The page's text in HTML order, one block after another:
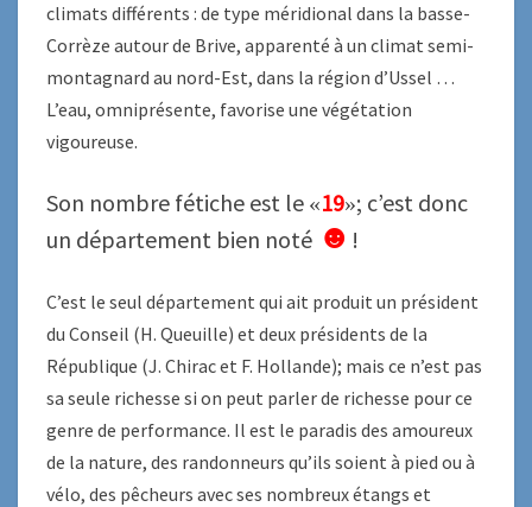
climats différents : de type méridional dans la basse-
Corrèze autour de Brive, apparenté à un climat semi-
montagnard au nord-Est, dans la région d’Ussel …
L’eau, omniprésente, favorise une végétation
vigoureuse.
Son nombre fétiche est le «19»; c’est donc
un département bien noté ☻ !
C’est le seul département qui ait produit un président
du Conseil (H. Queuille) et deux présidents de la
République (J. Chirac et F. Hollande); mais ce n’est pas
sa seule richesse si on peut parler de richesse pour ce
genre de performance. Il est le paradis des amoureux
de la nature, des randonneurs qu’ils soient à pied ou à
vélo, des pêcheurs avec ses nombreux étangs et